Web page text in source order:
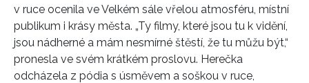
INFORMACE
REDAKCE
v ruce ocenila ve Velkém sále vřelou atmosféru, místní
publikum i krásy města. „Ty filmy, které jsou tu k vidění,
jsou nádherné a mám nesmírné štěstí, že tu můžu být,“
pronesla ve svém krátkém proslovu. Herečka
odcházela z pódia s úsměvem a soškou v ruce,